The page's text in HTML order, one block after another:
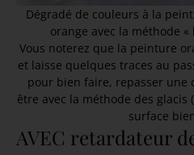
Dégradé de couleurs à la
orange avec la méthode
Vous noterez que la peinture
et laisse quelques traces au
pour bien faire, repasser une
être avec la méthode des
surface
AVEC retardateur